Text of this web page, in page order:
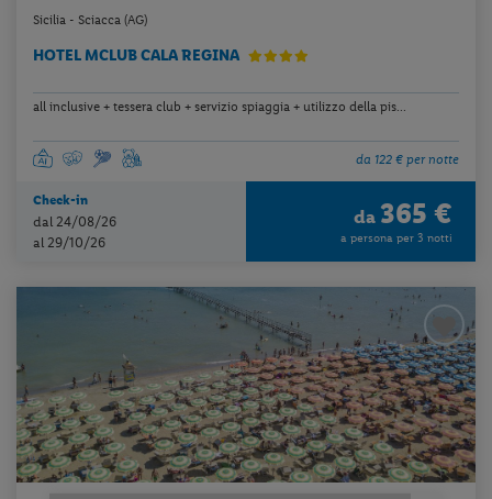
Sicilia - Sciacca (AG)
HOTEL MCLUB CALA REGINA
all inclusive + tessera club + servizio spiaggia + utilizzo della pis...
da 122 € per notte
Check-in
dal 24/08/26
al 29/10/26
da 365 €
a persona per 3 notti